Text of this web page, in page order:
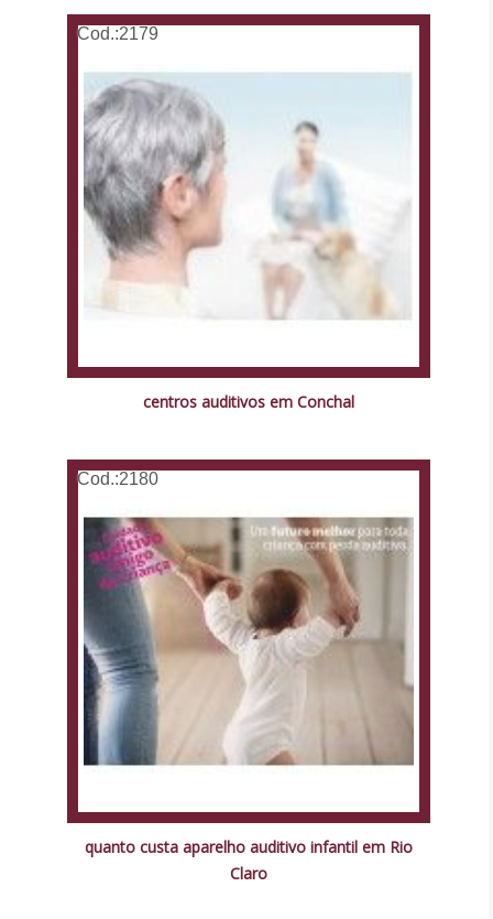
Cod.:2179
centros auditivos em Conchal
Cod.:2180
quanto custa aparelho auditivo infantil em Rio
Claro